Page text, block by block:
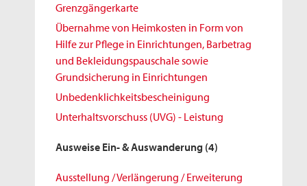
Grenzgängerkarte
Übernahme von Heimkosten in Form von
Hilfe zur Pflege in Einrichtungen, Barbetrag
und Bekleidungspauschale sowie
Grundsicherung in Einrichtungen
Unbedenklichkeitsbescheinigung
Unterhaltsvorschuss (UVG) - Leistung
Ausweise Ein- & Auswanderung (4)
Ausstellung / Verlängerung / Erweiterung